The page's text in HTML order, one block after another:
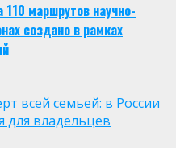
маршрутов научно-
создано в рамках
всей семьей: в России
для владельцев